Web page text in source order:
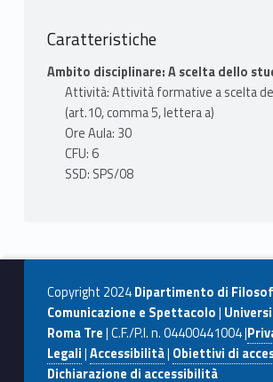
Caratteristiche
Ambito disciplinare: A scelta dello
Attività: Attività formative a scelta
(art.10, comma 5, lettera a)
Ore Aula: 30
CFU: 6
SSD: SPS/08
Copyright 2024Dipartimento di
Comunicazione e Spettacolo|
Roma Tre| C.F./P.I. n. 04400441004 |
Legali|Accessibilità| Obiettivi di
Dichiarazione di accessibilità